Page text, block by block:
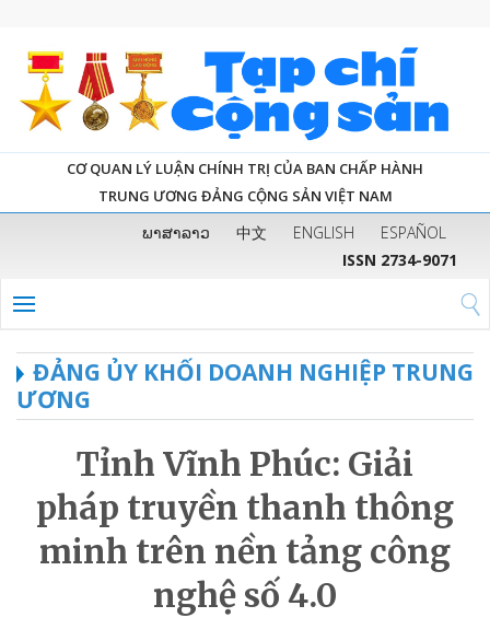
CƠ QUAN LÝ LUẬN CHÍNH TRỊ CỦA BAN CHẤP HÀNH
TRUNG ƯƠNG ĐẢNG CỘNG SẢN VIỆT NAM
ພາສາລາວ 中文 ENGLISH
ESPAÑOL
ISSN 2734-9071
ĐẢNG ỦY KHỐI DOANH NGHIỆP TRUNG
ƯƠNG
Tỉnh Vĩnh Phúc: Giải
pháp truyền thanh thông
minh trên nền tảng công
nghệ số 4.0